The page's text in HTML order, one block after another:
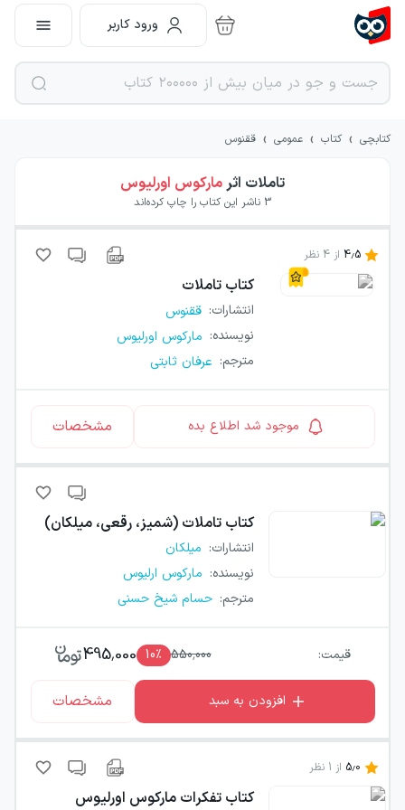
ورود کاربر
کتابچی › کتاب › عمومی › ققنوس
تاملات اثرمارکوس اورلیوس
3 ناشر این کتاب را چاپ کرده‌اند
4.5 از4 نظر
کتاب تاملات
انتشارات: ققنوس
نویسنده: مارکوس اورلیوس
مترجم: عرفان ثابتی
موجود شد اطلاع بده مشخصات
کتاب تاملات (شمیز، رقعی، میلکان)
انتشارات: میلکان
نویسنده: مارکوس ارلیوس
مترجم: حسام شیخ حسنی
قیمت: 550,000
10٪ 495,000
افزودن به سبد مشخصات
5.0 از 1 نظر
کتاب تفکرات مارکوس اورلیوس